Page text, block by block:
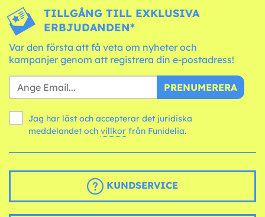
TILLGÅNG TILL EXKLUSIVA
ERBJUDANDEN*
Var den första att få veta om nyheter och
kampanjer genom att registrera din e-postadress!
PRENUMERERA
Jag har läst och accepterar det juridiska
meddelandet och villkor från Funidelia.
KUNDSERVICE